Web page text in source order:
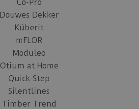
Co-Pro
Douwes Dekker
Küberit
mFLOR
Moduleo
Otium at Home
Quick-Step
Silentlines
Timber Trend